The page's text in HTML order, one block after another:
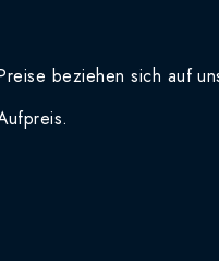
beziehen sich auf